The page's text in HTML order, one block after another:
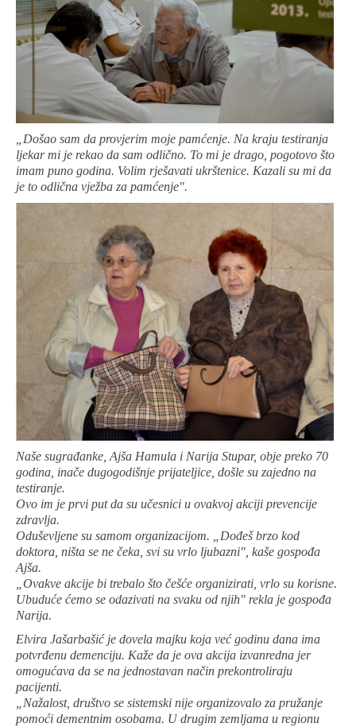
„Došao sam da provjerim moje pamćenje. Na kraju testiranja
ljekar mi je rekao da sam odlično. To mi je drago, pogotovo što
imam puno godina. Volim rješavati ukrštenice. Kazali su mi da
je to odlična vježba za pamćenje".
Naše sugrađanke, Ajša Hamula i Narija Stupar, obje preko 70
godina, inače dugogodišnje prijateljice, došle su zajedno na
testiranje.
Ovo im je prvi put da su učesnici u ovakvoj akciji prevencije
zdravlja.
Oduševljene su samom organizacijom. „Dođeš brzo kod
doktora, ništa se ne čeka, svi su vrlo ljubazni", kaše gospođa
Ajša.
„Ovakve akcije bi trebalo što češće organizirati, vrlo su korisne.
Ubuduće ćemo se odazivati na svaku od njih" rekla je gospođa
Narija.
Elvira Jašarbašić je dovela majku koja već godinu dana ima
potvrđenu demenciju. Kaže da je ova akcija izvanredna jer
omogućava da se na jednostavan način prekontroliraju
pacijenti.
„Nažalost, društvo se sistemski nije organizovalo za pružanje
pomoći dementnim osobama. U drugim zemljama u regionu